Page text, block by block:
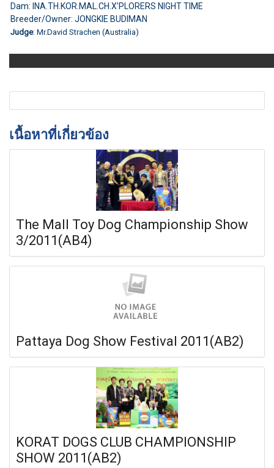
Dam: INA.TH.KOR.MAL.CH.X’PLORERS NIGHT TIME
Breeder/Owner: JONGKIE BUDIMAN
Judge: Mr.David Strachen (Australia)
เนื้อหาที่เกี่ยวข้อง
The Mall Toy Dog Championship Show
3/2011(AB4)
Pattaya Dog Show Festival 2011(AB2)
KORAT DOGS CLUB CHAMPIONSHIP
SHOW 2011(AB2)